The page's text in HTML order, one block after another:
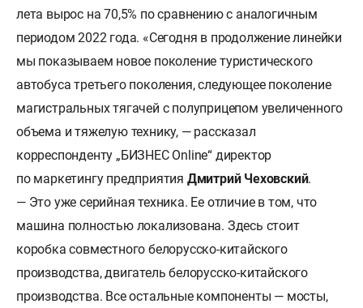
лета вырос на 70,5% по сравнению с аналогичным
периодом 2022 года. «Сегодня в продолжение линейки
мы показываем новое поколение туристического
автобуса третьего поколения, следующее поколение
магистральных тягачей с полуприцепом увеличенного
объема и тяжелую технику, — рассказал
корреспонденту „БИЗНЕС Online“ директор
по маркетингу предприятия Дмитрий Чеховский.
— Это уже серийная техника. Ее отличие в том, что
машина полностью локализована. Здесь стоит
коробка совместного белорусско-китайского
производства, двигатель белорусско-китайского
производства. Все остальные компоненты — мосты,